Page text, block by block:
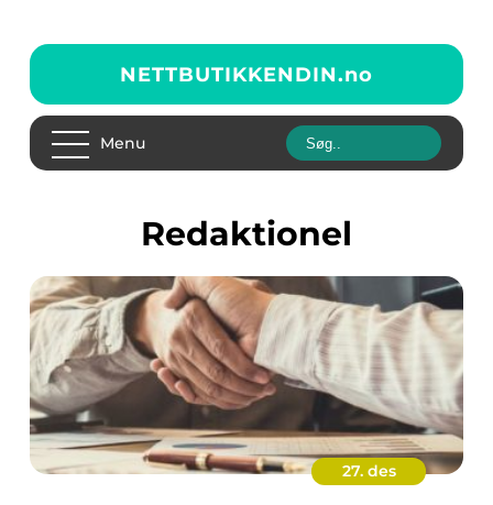
NETTBUTIKKENDIN.no
Menu
redaktionel
27. des